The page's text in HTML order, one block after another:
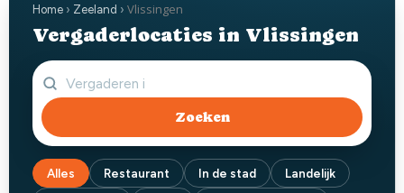
Home › Zeeland › Vlissingen
Vergaderlocaties in Vlissingen
Zoeken
Alles Restaurant In de stad
Landelijk